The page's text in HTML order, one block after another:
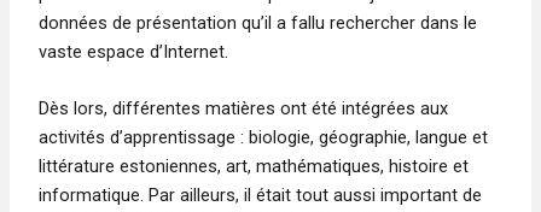
données de présentation qu’il a fallu rechercher dans le
vaste espace d’Internet.
Dès lors, différentes matières ont été intégrées aux
activités d’apprentissage : biologie, géographie, langue et
littérature estoniennes, art, mathématiques, histoire et
informatique. Par ailleurs, il était tout aussi important de